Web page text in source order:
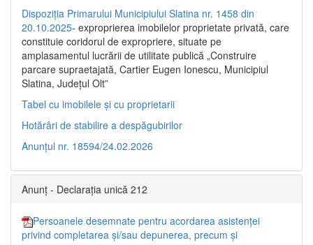
Dispoziția Primarului Municipiului Slatina nr. 1458 din
20.10.2025- exproprierea imobilelor proprietate privată, care
constituie coridorul de expropriere, situate pe
amplasamentul lucrării de utilitate publică „Construire
parcare supraetajată, Cartier Eugen Ionescu, Municipiul
Slatina, Județul Olt”
Tabel cu imobilele și cu proprietarii
Hotărâri de stabilire a despăgubirilor
Anunțul nr. 18594/24.02.2026
Anunț - Declarația unică 212
Persoanele desemnate pentru acordarea asistenței
privind completarea și/sau depunerea, precum și